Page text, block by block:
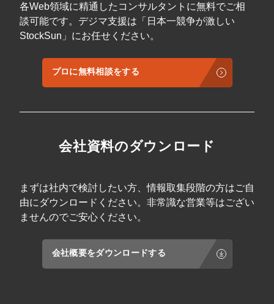
各Web領域に精通したコンサルタントに無料でご相
談可能です。デジマ支援は「日本一競争が激しい
StockSun」にお任せください。
プロに無料相談をする
会社資料のダウンロード
まずは社内で検討したい方、情報取集段階の方はご自
由にダウンロードください。非常識な営業等はござい
ませんのでご安心ください。
会社概要をダウンロードする